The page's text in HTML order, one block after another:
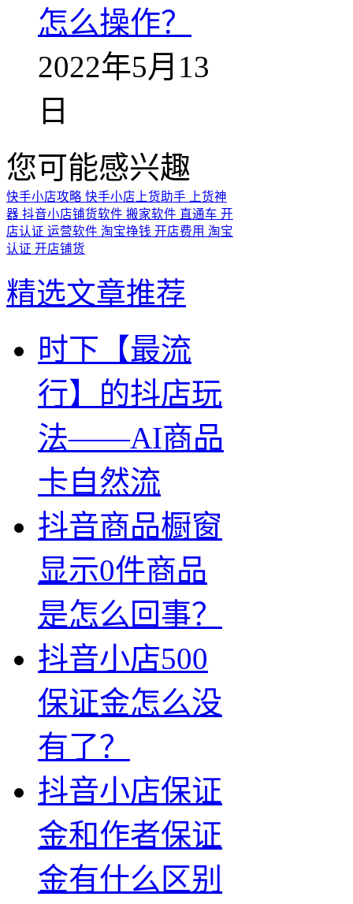
怎么操作？
2022年5月13
日
您可能感兴趣
快手小店攻略 快手小店上货助手 上货神
器 抖音小店铺货软件 搬家软件 直通车 开
店认证 运营软件 淘宝挣钱 开店费用 淘宝
认证 开店铺货
精选文章推荐
时下【最流
行】的抖店玩
法——AI商品
卡自然流
抖音商品橱窗
显示0件商品
是怎么回事？
抖音小店500
保证金怎么没
有了？
抖音小店保证
金和作者保证
金有什么区别